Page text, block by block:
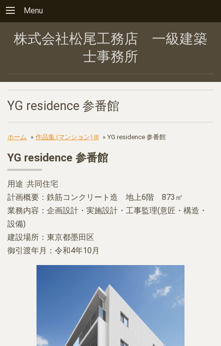
Menu
株式会社松尾工務店 一級建築
士事務所
YG residence 参番館
ホーム » 作品集 (マンション) Ⅲ » YG residence 参番館
YG residence 参番館
用途 :共同住宅
計画概要：鉄筋コンクリート造 地上6階 873㎡
業務内容：企画設計・実施設計・工事監理(意匠・構造・
設備)
建設場所：東京都墨田区
御引渡年月：令和4年10月